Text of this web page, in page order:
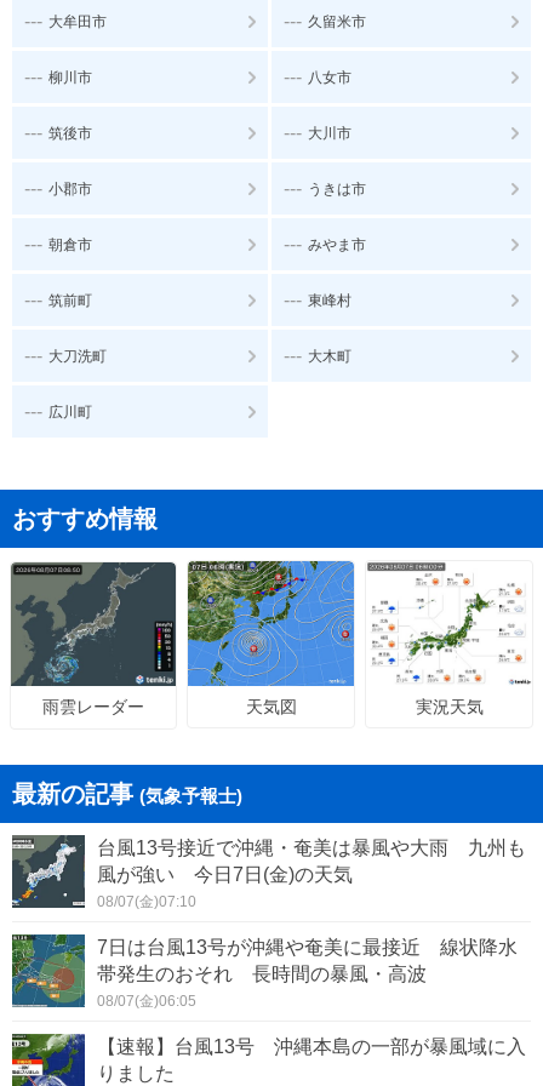
--- 大牟田市 --- 久留米市
--- 柳川市 --- 八女市
--- 筑後市 --- 大川市
--- 小郡市 --- うきは市
--- 朝倉市 --- みやま市
--- 筑前町 --- 東峰村
--- 大刀洗町 --- 大木町
--- 広川町
おすすめ情報
雨雲レーダー 天気図 実況天気
最新の記事 (気象予報士)
台風13号接近で沖縄・奄美は暴風や大雨 九州も
風が強い 今日7日(金)の天気
08/07(金)07:10
7日は台風13号が沖縄や奄美に最接近 線状降水
帯発生のおそれ 長時間の暴風・高波
08/07(金)06:05
【速報】台風13号 沖縄本島の一部が暴風域に入
りました